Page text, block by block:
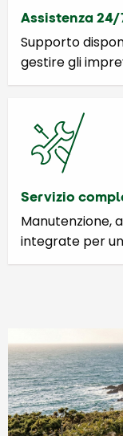
Assistenza 24/
Supporto
gestire gli
Servizio
Manutenzione,
integrate per